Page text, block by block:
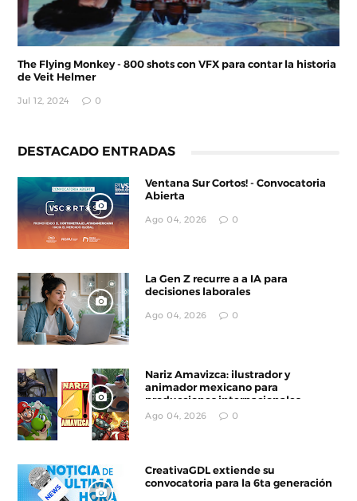
The Flying Monkey - 800 shots con VFX para contar la historia
de Veit Helmer
Jul 12, 2024 0
DESTACADO ENTRADAS
Ventana Sur Cortos! - Convocatoria
Abierta
Ago 04, 2026 0
La Gen Z recurre a a IA para
decisiones laborales
Ago 04, 2026 0
Nariz Amavizca: ilustrador y
animador mexicano para
producciones internacionales
Ago 04, 2026 0
CreativaGDL extiende su
convocatoria para la 6ta generación